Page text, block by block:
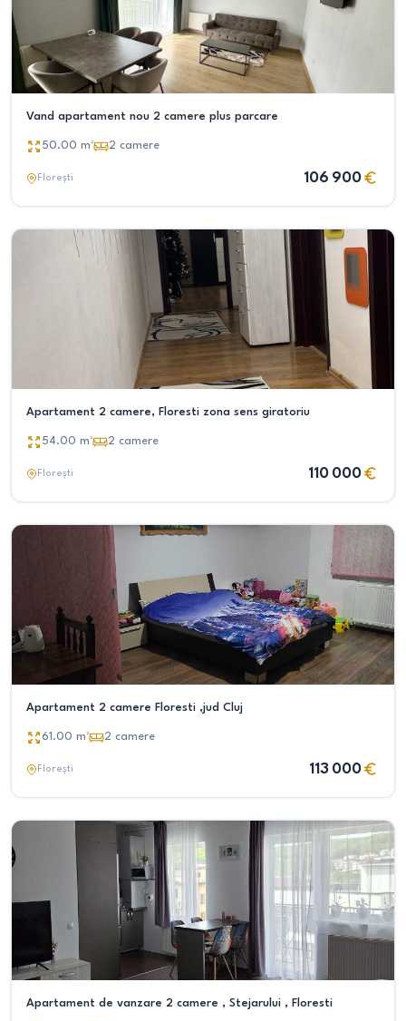
Vand apartament nou 2 camere plus parcare
50.00 m² 2 camere
Florești 106 900
Apartament 2 camere, Floresti zona sens giratoriu
54.00 m² 2 camere
Florești 110 000
Apartament 2 camere Floresti ,jud Cluj
61.00 m² 2 camere
Florești 113 000
Apartament de vanzare 2 camere , Stejarului , Floresti